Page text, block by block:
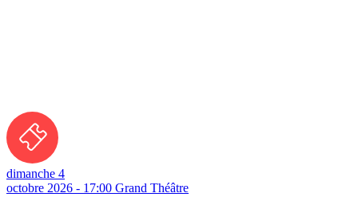
dimanche 4
octobre 2026 - 17:00 Grand Théâtre